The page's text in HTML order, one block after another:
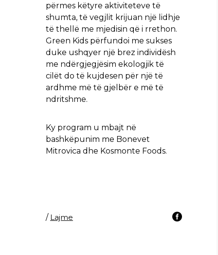
përmes këtyre aktiviteteve të
shumta, të vegjlit krijuan një lidhje
të thellë me mjedisin që i rrethon.
Green Kids përfundoi me sukses
duke ushqyer një brez individësh
me ndërgjegjësim ekologjik të
cilët do të kujdesen për një të
ardhme më të gjelbër e më të
ndritshme.
Ky program u mbajt në
bashkëpunim me Bonevet
Mitrovica dhe Kosmonte Foods.
/ Lajme